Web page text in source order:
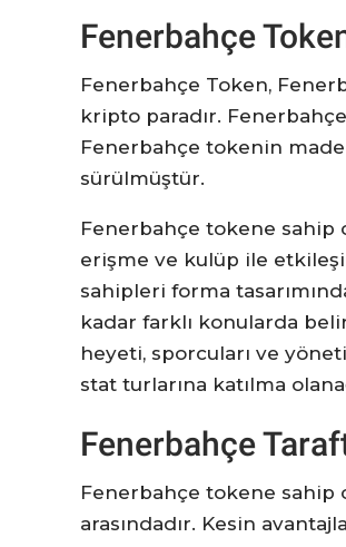
Fenerbahçe
Fenerbahçe Token,
kripto paradır.
Fenerbahçe tokenin
sürülmüştür.
Fenerbahçe tokene sahip
erişme ve kulüp ile
sahipleri forma
kadar farklı konularda
heyeti, sporcuları ve
stat turlarına katılma
Fenerbahçe
Fenerbahçe tokene sahip
arasındadır. Kesin